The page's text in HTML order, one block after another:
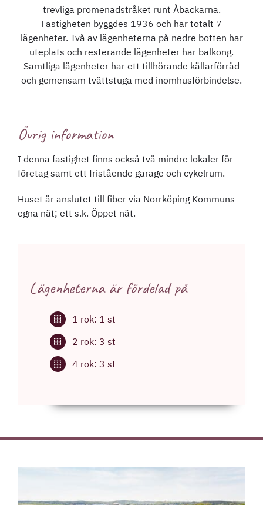
trevliga promenadstråket runt Åbackarna.
Fastigheten byggdes 1936 och har totalt 7
lägenheter. Två av lägenheterna på nedre botten har
uteplats och resterande lägenheter har balkong.
Samtliga lägenheter har ett tillhörande källarförråd
och gemensam tvättstuga med inomhusförbindelse.
Övrig information
I denna fastighet finns också två mindre lokaler för
företag samt ett fristående garage och cykelrum.
Huset är anslutet till fiber via Norrköping Kommuns
egna nät; ett s.k. Öppet nät.
Lägenheterna är fördelad på
1 rok: 1 st
2 rok: 3 st
4 rok: 3 st